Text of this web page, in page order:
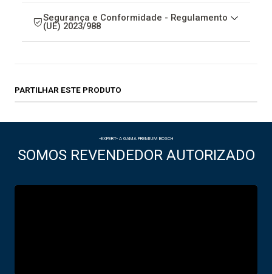
Segurança e Conformidade - Regulamento
(UE) 2023/988
PARTILHAR ESTE PRODUTO
-EXPERT- A GAMA PREMIUM BOSCH
SOMOS REVENDEDOR AUTORIZADO